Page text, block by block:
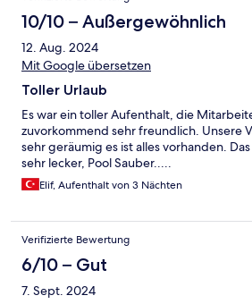
10/10 – Außergewöhnlich
12. Aug. 2024
Mit Google übersetzen
Toller Urlaub
Es war ein toller Aufenthalt, die
zuvorkommend sehr freundlich. Unsere
sehr geräumig es ist alles vorhanden.
sehr lecker, Pool Sauber.....
Elif, Aufenthalt von 3 Nächten
Verifizierte Bewertung
6/10 – Gut
7. Sept. 2024